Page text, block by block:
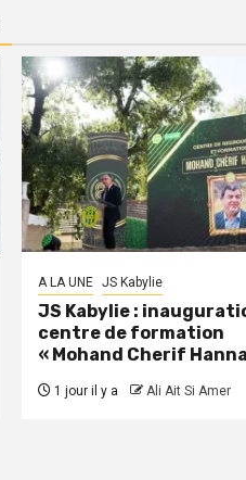
A LA UNE JS Kabylie
JS Kabylie :
centre de formation
« Mohand Cherif
1 jour il y a Ali Ait Si Amer